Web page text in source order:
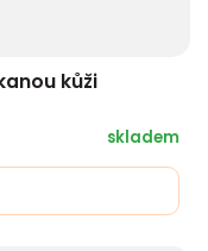
kůži
skladem